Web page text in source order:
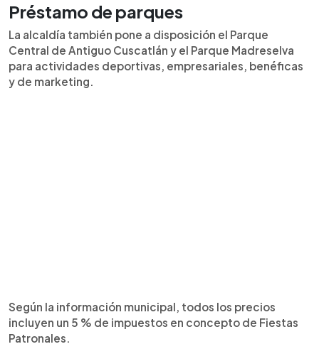
Préstamo de parques
La alcaldía también pone a disposición el Parque
Central de Antiguo Cuscatlán y el Parque Madreselva
para actividades deportivas, empresariales, benéficas
y de marketing.
Según la información municipal, todos los precios
incluyen un 5 % de impuestos en concepto de Fiestas
Patronales.